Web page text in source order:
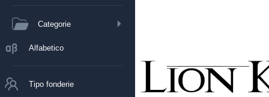
Categorie
Alfabetico
Tipo fonderie